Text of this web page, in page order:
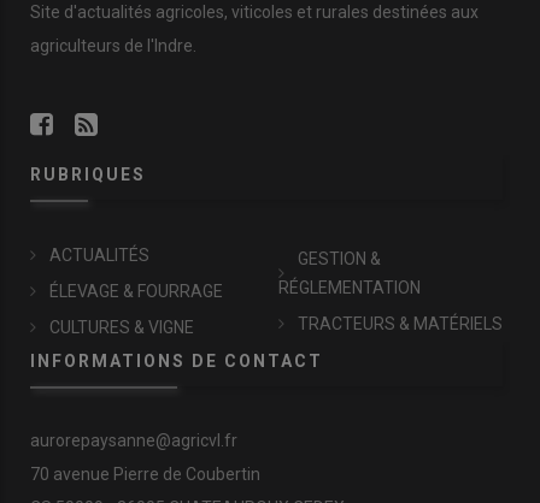
Site d'actualités agricoles, viticoles et rurales destinées aux
agriculteurs de l'Indre.
RUBRIQUES
ACTUALITÉS
ÉLEVAGE & FOURRAGE
CULTURES & VIGNE
GESTION &
RÉGLEMENTATION
TRACTEURS & MATÉRIELS
INFORMATIONS DE CONTACT
aurorepaysanne@agricvl.fr
70 avenue Pierre de Coubertin